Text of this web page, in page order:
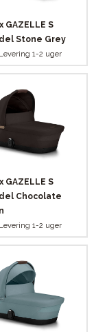
GAZELLE S
Stone Grey
Levering 1-2 uger
GAZELLE S
Chocolate
Levering 1-2 uger